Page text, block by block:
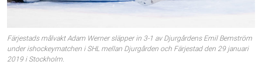
Färjestads målvakt Adam Werner släpper in 3-1 av Djurgårdens Emil Bemström
under ishockeymatchen i SHL mellan Djurgården och Färjestad den 29 januari
2019 i Stockholm.